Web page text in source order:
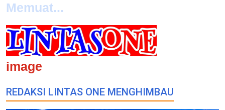
Memuat...
image
REDAKSI LINTAS ONE MENGHIMBAU